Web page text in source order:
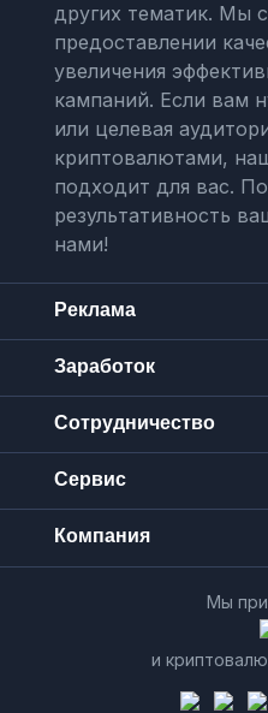
других тематик. Мы
предоставлении
увеличения
кампаний. Если вам
или целевая
криптовалютами,
подходит для вас.
результативность
нами!
Реклама
Заработок
Сотрудничество
Сервис
Компания
Мы
и